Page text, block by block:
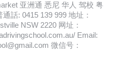
亚洲通 悉尼 华人 驾校 粤
話: 0415 139 999 地址：
NSW 2220 网址：
Email:
微信号：